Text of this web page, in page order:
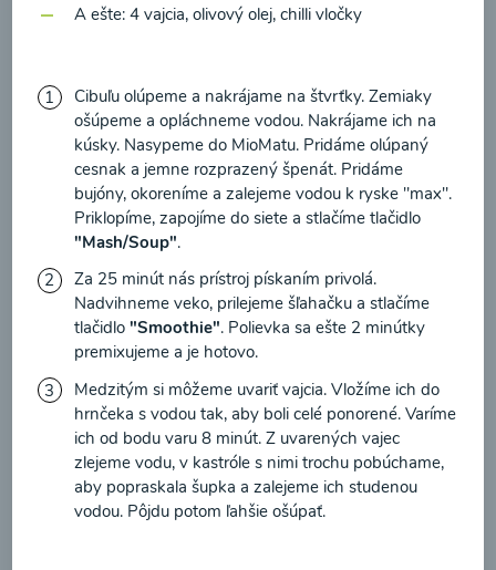
Brokolicové cappuccino
00:25 Zobraziť
Načítať ďalšie
Kaše
A ešte: 4 vajcia, olivový olej, chilli vločky
Cibuľu olúpeme a nakrájame na štvrťky. Zemiaky
ošúpeme a opláchneme vodou. Nakrájame ich na
kúsky. Nasypeme do MioMatu. Pridáme olúpaný
cesnak a jemne rozprazený špenát. Pridáme
bujóny, okoreníme a zalejeme vodou k ryske "max".
Priklopíme, zapojíme do siete a stlačíme tlačidlo
"Mash/Soup".
Za 25 minút nás prístroj pískaním privolá.
Nadvihneme veko, prilejeme šľahačku a stlačíme
tlačidlo"Smoothie". Polievka sa ešte 2 minútky
premixujeme a je hotovo.
Medzitým si môžeme uvariť vajcia. Vložíme ich do
hrnčeka s vodou tak, aby boli celé ponorené. Varíme
ich od bodu varu 8 minút. Z uvarených vajec
zlejeme vodu, v kastróle s nimi trochu pobúchame,
aby popraskala šupka a zalejeme ich studenou
vodou. Pôjdu potom ľahšie ošúpať.
Súhlasím